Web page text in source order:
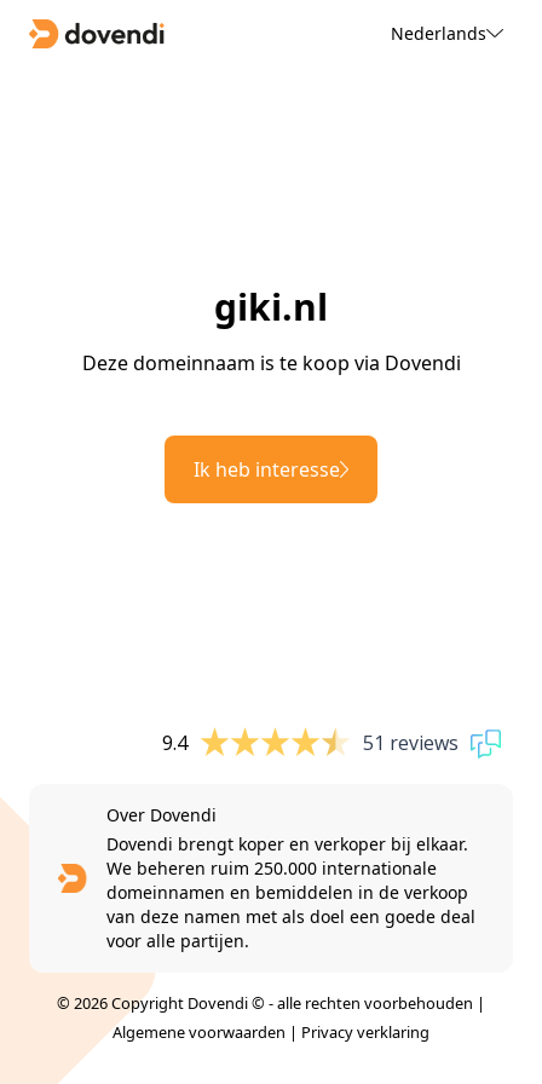
Nederlands
giki.nl
Deze domeinnaam is te koop via Dovendi
Ik heb interesse
9.4 51 reviews
Over Dovendi
Dovendi brengt koper en verkoper bij elkaar.
We beheren ruim 250.000 internationale
domeinnamen en bemiddelen in de verkoop
van deze namen met als doel een goede deal
voor alle partijen.
© 2026 Copyright Dovendi © - alle rechten voorbehouden |
Algemene voorwaarden | Privacy verklaring